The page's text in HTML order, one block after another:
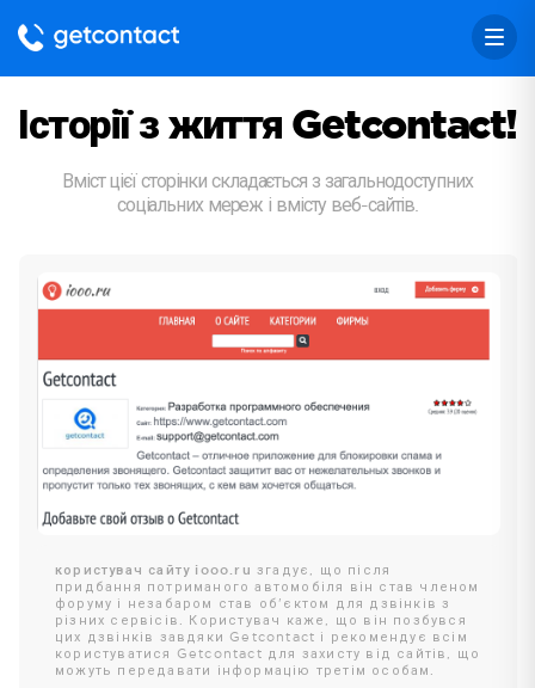
Історії з життя Getcontact!
Вміст цієї сторінки складається з загальнодоступних
соціальних мереж і вмісту веб-сайтів.
користувач сайту iooo.ru згадує, що після
придбання потриманого автомобіля він став членом
форуму і незабаром став об'єктом для дзвінків з
різних сервісів. Користувач каже, що він позбувся
цих дзвінків завдяки Getcontact і рекомендує всім
користуватися Getcontact для захисту від сайтів, що
можуть передавати інформацію третім особам.